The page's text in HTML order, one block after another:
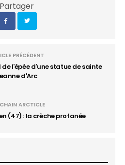
Partager
PRÉCÉDENT
l'épée d'une statue de sainte
d'Arc
ARCTICLE
(47) : la crèche profanée